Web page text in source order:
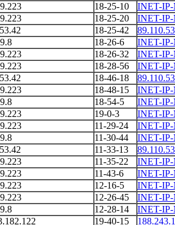
18-25-10
INET-IP-
18-25-20
INET-IP-
18-25-42
18-26-6
INET-IP-
18-26-32
INET-IP-
18-28-56
INET-IP-
18-46-18
18-48-15
INET-IP-
18-54-5
INET-IP-
19-0-3
INET-IP-
11-29-24
INET-IP-
11-30-44
INET-IP-
11-33-13
11-35-22
INET-IP-
11-43-6
INET-IP-
12-16-5
INET-IP-
12-26-45
INET-IP-
12-28-14
INET-IP-
19-40-15